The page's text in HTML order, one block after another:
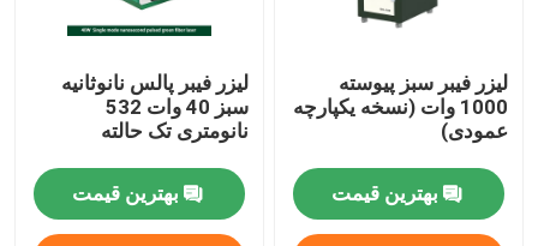
لیزر فیبر MOPA
لیزر فیبر UV
لیزر فیبر سبز پیوسته
1000 وات (نسخه یکپارچه
عمودی)
بهترین قیمت
لیزر فیبر پالس نانوثانیه
سبز 40 وات 532
نانومتری تک حالته
بهترین قیمت